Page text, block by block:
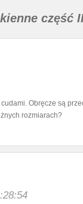
część
Obręcze są
rozmiarach?